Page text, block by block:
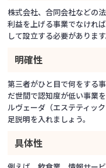
株式会社、合同会社などの
利益を上げる事業でなけれ
して設立する必要があります
明確性
第三者がひと目で何をする
だ世間で認知度が低い事業
ルヴェーダ（エステティッ
足説明を入れましょう。
具体性